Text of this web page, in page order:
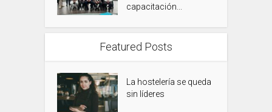
capacitación...
Featured Posts
La hostelería se queda
sin líderes